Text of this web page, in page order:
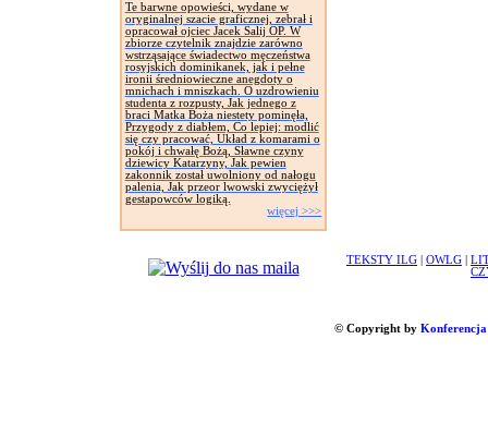
Te barwne opowieści, wydane w
oryginalnej szacie graficznej, zebrał i
opracował ojciec Jacek Salij OP. W
zbiorze czytelnik znajdzie zarówno
wstrząsające świadectwo męczeństwa
rosyjskich dominikanek, jak i pełne
ironii średniowieczne anegdoty o
mnichach i mniszkach. O uzdrowieniu
studenta z rozpusty, Jak jednego z
braci Matka Boża niestety pominęła,
Przygody z diabłem, Co lepiej: modlić
się czy pracować, Układ z komarami o
pokój i chwałę Bożą, Sławne czyny
dziewicy Katarzyny, Jak pewien
zakonnik został uwolniony od nałogu
palenia, Jak przeor lwowski zwyciężył
gestapowców logiką.
więcej >>>
TEKSTY ILG OWLG
© Copyright by Konferencja